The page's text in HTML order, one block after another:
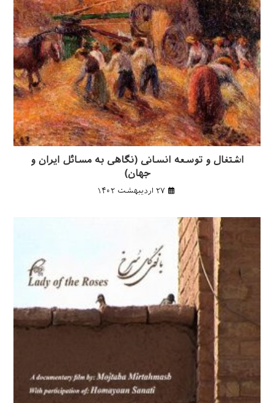
اشتغال و توسعه انسانی (نگاهی به مسائل ایران و
جهان)
۲۷ اردیبهشت ۱۴۰۲